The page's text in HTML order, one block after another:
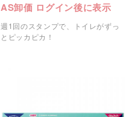
AS卸価 ログイン後に表示
週1回のスタンプで、トイレがずっ
とピッカピカ！